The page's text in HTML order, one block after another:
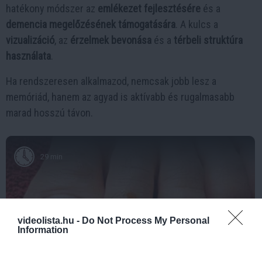
videolista.hu - Do Not Process My Personal
Information
hatékony módszer az emlékezet fejlesztésére és a
demencia megelőzésének támogatására . A kulcs a
vizualizáció, az érzelmek bevonása és a térbeli struktúra
használata
Ha rendszeresen alkalmazod, nemcsak jobb lesz a
memóriád, hanem az agyad is aktívabb és rugalmasabb
marad hosszú távon.
29 min